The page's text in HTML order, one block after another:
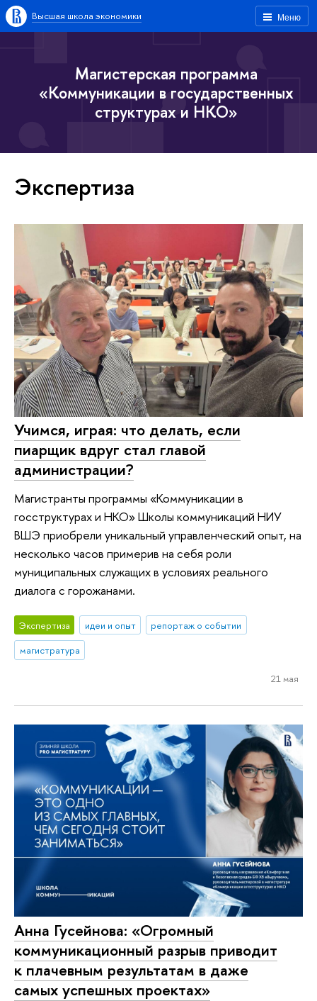
Меню
Высшая школа экономики
Магистерская программа
«Коммуникации в государственных
структурах и НКО»
Экспертиза
Учимся, играя: что делать, если
пиарщик вдруг стал главой
администрации?
Магистранты программы «Коммуникации в
госструктурах и НКО» Школы коммуникаций НИУ
ВШЭ приобрели уникальный управленческий опыт, на
несколько часов примерив на себя роли
муниципальных служащих в условиях реального
диалога с горожанами.
Экспертиза идеи и опыт
репортаж о событии
магистратура
21 мая
Анна Гусейнова: «Огромный
коммуникационный разрыв приводит
к плачевным результатам в даже
самых успешных проектах»